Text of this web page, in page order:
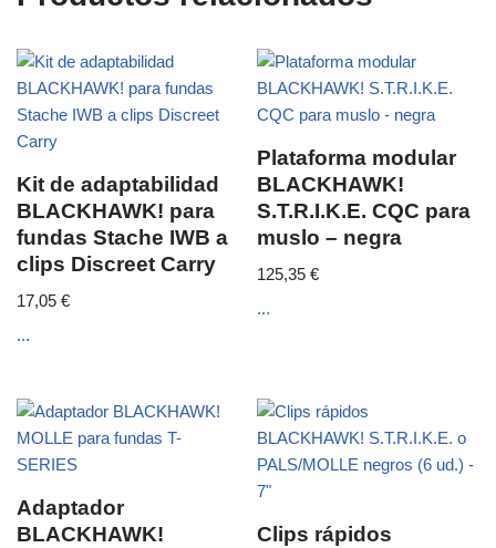
Kit de adaptabilidad
BLACKHAWK! para
fundas Stache IWB a
clips Discreet Carry
17,05 €
...
Plataforma modular
BLACKHAWK!
S.T.R.I.K.E. CQC para
muslo – negra
125,35€
...
Adaptador
BLACKHAWK!
Clips rápidos